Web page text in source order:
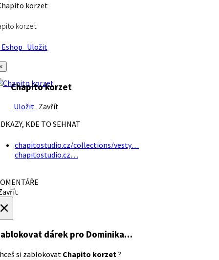
korzet
Uložit
Chapito korzet
Uložit Zavřít
KDE TO SEHNAT
chapitostudio.cz/collections/vesty…
chapitostudio.cz…
dárek pro Dominika…
si zablokovat Chapito korzet?